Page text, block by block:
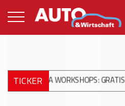
TICKER
WORKSHOPS: GRATIS